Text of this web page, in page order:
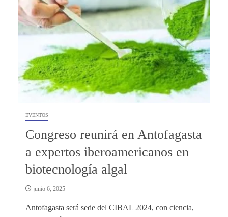
EVENTOS
Congreso reunirá en Antofagasta
a expertos iberoamericanos en
biotecnología algal
junio 6, 2025
Antofagasta será sede del CIBAL 2024, con ciencia,